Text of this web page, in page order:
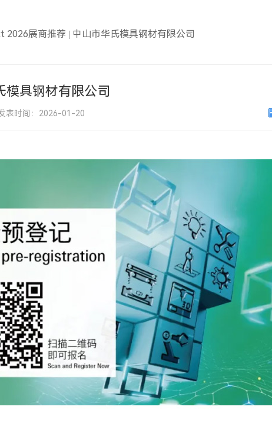
2026展商推荐 | 中山市华氏模具钢材有限公司
具钢材有限公司
表时间：2026-01-20